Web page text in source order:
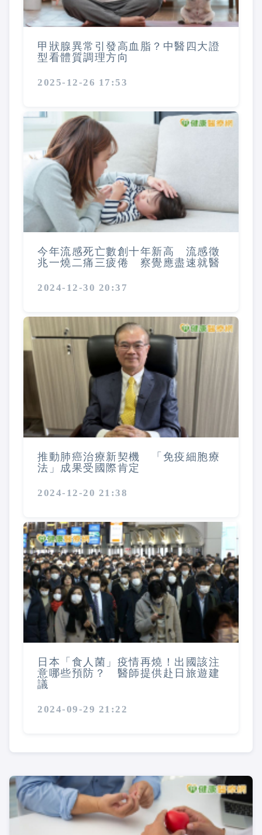
甲狀腺異常引發高血脂？中醫四大證
型看體質調理方向
2025-12-26 17:53
今年流感死亡數創十年新高 流感徵
兆一燒二痛三疲倦 察覺應盡速就醫
2024-12-30 20:37
推動肺癌治療新契機 「免疫細胞療
法」成果受國際肯定
2024-12-20 21:38
日本「食人菌」疫情再燒！出國該注
意哪些預防？ 醫師提供赴日旅遊建
議
2024-09-29 21:22